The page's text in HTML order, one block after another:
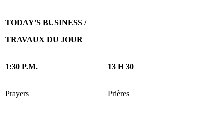
TODAY'S BUSINESS /
TRAVAUX DU JOUR
1:30 P.M. 13 H 30
Prayers Prières